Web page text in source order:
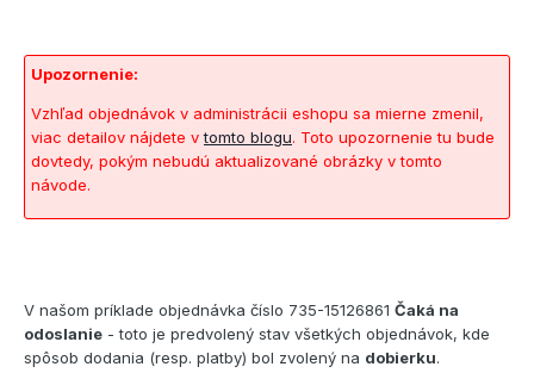
Upozornenie:
Vzhľad objednávok v administrácii eshopu sa mierne zmenil,
viac detailov nájdete vtomto blogu. Toto upozornenie tu bude
dovtedy, pokým nebudú aktualizované obrázky v tomto
návode.
V našom príklade objednávka číslo 735-15126861 Čaká na
odoslanie - toto je predvolený stav všetkých objednávok, kde
spôsob dodania (resp. platby) bol zvolený na dobierku.